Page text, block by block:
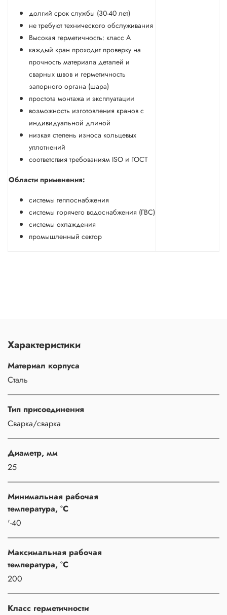
долгий срок службы (30-40 лет)
не требуют технического обслуживания
Высокая герметичность: класс А
каждый кран проходит проверку на
прочность материала деталей и
сварных швов и герметичность
запорного органа (шара)
простота монтажа и эксплуатации
возможность изготовления кранов с
индивидуальной длиной
низкая степень износа кольцевых
уплотнений
соответствия требованиям ISO и ГОСТ
Области применения:
системы теплоснабжения
системы горячего водоснабжения (ГВС)
системы охлаждения
промышленный сектор
Характеристики
Материал корпуса
Сталь
Тип присоединения
Сварка/сварка
Диаметр, мм
25
Минимальная рабочая
температура, °C
'-40
Максимальная рабочая
температура, °C
200
Класс герметичности